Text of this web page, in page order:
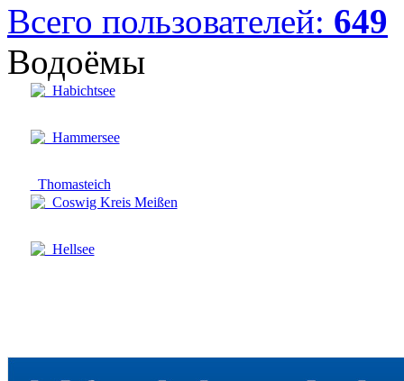
Всего пользователей: 649
Водоёмы
Habichtsee
Hammersee
Thomasteich
Coswig Kreis Meißen
Hellsee